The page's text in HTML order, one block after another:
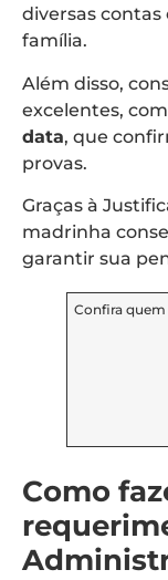
diversas
família.
Além disso,
excelentes,
data, que
provas.
Graças à
madrinha
garantir sua
Confira quem
Como